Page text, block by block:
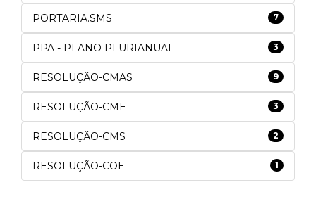
PORTARIA.SMS 7
PPA - PLANO PLURIANUAL 3
RESOLUÇÃO-CMAS 9
RESOLUÇÃO-CME 3
RESOLUÇÃO-CMS 2
RESOLUÇÃO-COE 1